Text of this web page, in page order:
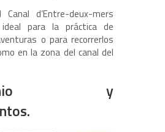
d’Entre-deux-mers
para la práctica de
o para recorrerlos
en la zona del canal del
y